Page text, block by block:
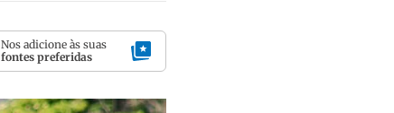
Nos adicione às suas
fontes preferidas